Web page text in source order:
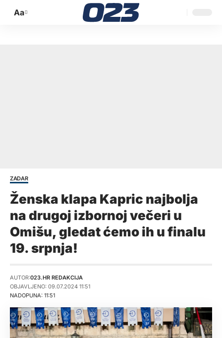
Promijeni
Aa
ZADAR
Ženska klapa Kapric najbolja
na drugoj izbornoj večeri u
Omišu, gledat ćemo ih u finalu
19. srpnja!
NADOPUNA: 11:51
AUTOR:023.HR REDAKCIJA
OBJAVLJENO: 09.07.2024 11:51